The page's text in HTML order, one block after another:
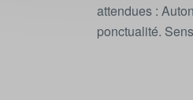
attendues :
ponctualité.